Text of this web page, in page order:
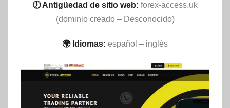
🕖 Antigüedad de sitio web: forex-access.uk
(dominio creado – Desconocido)
🌍 Idiomas: español – inglés